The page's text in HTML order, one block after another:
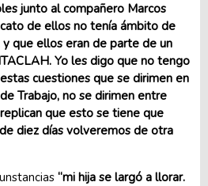
junto al compañero Marcos
de ellos no tenía ámbito de
y que ellos eran de parte de un
Yo les digo que no tengo
cuestiones que se dirimen en
Trabajo, no se dirimen entre
que esto se tiene que
diez días volveremos de otra
“mi hija se largó a llorar.